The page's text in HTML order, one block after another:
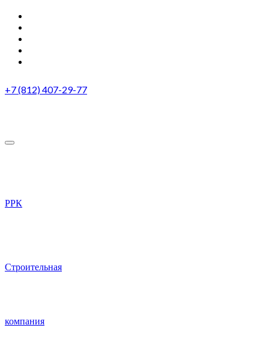
+7 (812) 407-29-77
РРК
Строительная
компания